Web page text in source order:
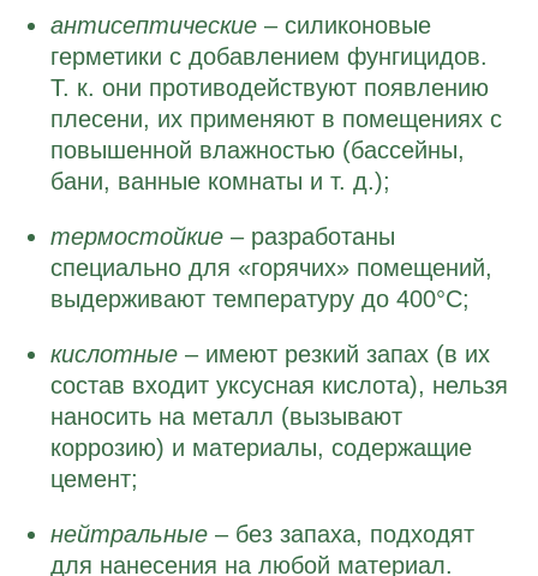
антисептические – силиконовые
герметики с добавлением фунгицидов.
Т. к. они противодействуют появлению
плесени, их применяют в помещениях с
повышенной влажностью (бассейны,
бани, ванные комнаты и т. д.);
термостойкие – разработаны
специально для «горячих» помещений,
выдерживают температуру до 400°С;
кислотные – имеют резкий запах (в их
состав входит уксусная кислота), нельзя
наносить на металл (вызывают
коррозию) и материалы, содержащие
цемент;
нейтральные – без запаха, подходят
для нанесения на любой материал.